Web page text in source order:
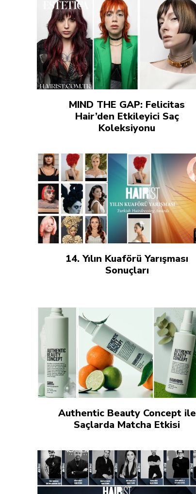
MIND THE GAP: Felicitas
Hair’den Etkileyici Saç
Koleksiyonu
14. Yılın Kuaförü Yarışması
Sonuçları
Authentic Beauty Concept ile
Saçlarda Matcha Etkisi